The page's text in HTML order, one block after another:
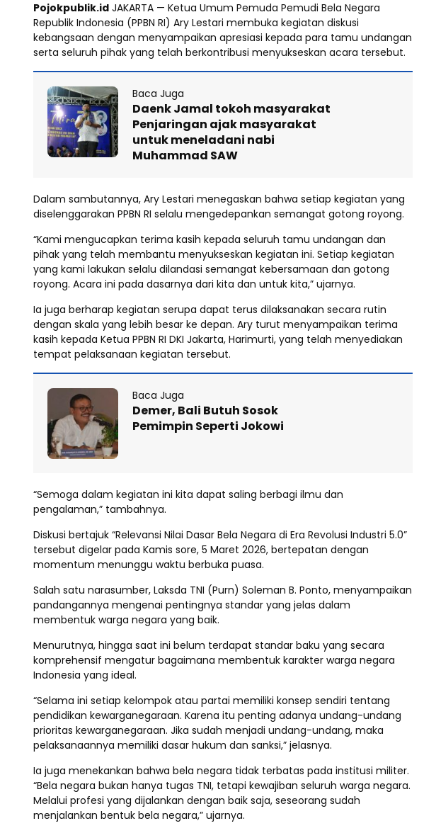
Pojokpublik.id JAKARTA — Ketua Umum Pemuda Pemudi Bela Negara
Republik Indonesia (PPBN RI) Ary Lestari membuka kegiatan diskusi
kebangsaan dengan menyampaikan apresiasi kepada para tamu undangan
serta seluruh pihak yang telah berkontribusi menyukseskan acara tersebut.
Baca Juga
Daenk Jamal tokoh masyarakat
Penjaringan ajak masyarakat
untuk meneladani nabi
Muhammad SAW
Dalam sambutannya, Ary Lestari menegaskan bahwa setiap kegiatan yang
diselenggarakan PPBN RI selalu mengedepankan semangat gotong royong.
“Kami mengucapkan terima kasih kepada seluruh tamu undangan dan
pihak yang telah membantu menyukseskan kegiatan ini. Setiap kegiatan
yang kami lakukan selalu dilandasi semangat kebersamaan dan gotong
royong. Acara ini pada dasarnya dari kita dan untuk kita,” ujarnya.
Ia juga berharap kegiatan serupa dapat terus dilaksanakan secara rutin
dengan skala yang lebih besar ke depan. Ary turut menyampaikan terima
kasih kepada Ketua PPBN RI DKI Jakarta, Harimurti, yang telah menyediakan
tempat pelaksanaan kegiatan tersebut.
Baca Juga
Demer, Bali Butuh Sosok
Pemimpin Seperti Jokowi
“Semoga dalam kegiatan ini kita dapat saling berbagi ilmu dan
pengalaman,” tambahnya.
Diskusi bertajuk “Relevansi Nilai Dasar Bela Negara di Era Revolusi Industri 5.0”
tersebut digelar pada Kamis sore, 5 Maret 2026, bertepatan dengan
momentum menunggu waktu berbuka puasa.
Salah satu narasumber, Laksda TNI (Purn) Soleman B. Ponto, menyampaikan
pandangannya mengenai pentingnya standar yang jelas dalam
membentuk warga negara yang baik.
Menurutnya, hingga saat ini belum terdapat standar baku yang secara
komprehensif mengatur bagaimana membentuk karakter warga negara
Indonesia yang ideal.
“Selama ini setiap kelompok atau partai memiliki konsep sendiri tentang
pendidikan kewarganegaraan. Karena itu penting adanya undang-undang
prioritas kewarganegaraan. Jika sudah menjadi undang-undang, maka
pelaksanaannya memiliki dasar hukum dan sanksi,” jelasnya.
Ia juga menekankan bahwa bela negara tidak terbatas pada institusi militer.
“Bela negara bukan hanya tugas TNI, tetapi kewajiban seluruh warga negara.
Melalui profesi yang dijalankan dengan baik saja, seseorang sudah
menjalankan bentuk bela negara,” ujarnya.